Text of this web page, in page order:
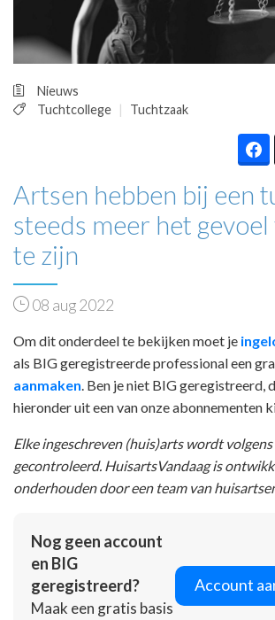
PRAKTIJKZAKEN
TARIEVEN
MEDISCHE VAKHANDEL
Nieuws
Tuchtcollege
Tuchtzaak
Artsen hebben bij een
steeds meer het
te zijn
08 aug 2022
Om dit onderdeel te bekijken moet je
als BIG geregistreerde professional een
aanmaken. Ben je niet BIG geregistreerd,
hieronder uit een van onze abonnementen
Elke ingeschreven (huis)arts wordt
gecontroleerd. HuisartsVandaag is
onderhouden door een team van
Nog geen account
en BIG
geregistreerd?
Maak een gratis basis
Account